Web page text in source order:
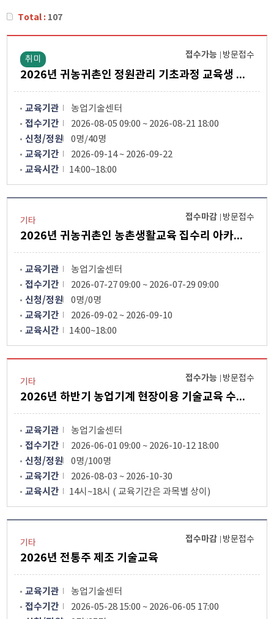
Total : 107
접수가능 방문접수
취미
2026년 귀농귀촌인 정원관리 기초과정 교육생 모집
교육기관 농업기술센터
접수기간 2026-08-05 09:00 ~ 2026-08-21 18:00
신청/정원 0명/40명
교육기간 2026-09-14 ~ 2026-09-22
교육시간 14:00~18:00
접수마감 방문접수
기타
2026년 귀농귀촌인 농촌생활교육 집수리 아카데미 기초과정플러스 수강생 모집안내
교육기관 농업기술센터
접수기간 2026-07-27 09:00 ~ 2026-07-29 09:00
신청/정원 0명/0명
교육기간 2026-09-02 ~ 2026-09-10
교육시간 14:00~18:00
접수가능 방문접수
기타
2026년 하반기 농업기계 현장이용 기술교육 수강생 모집
교육기관 농업기술센터
접수기간 2026-06-01 09:00 ~ 2026-10-12 18:00
신청/정원 0명/100명
교육기간 2026-08-03 ~ 2026-10-30
교육시간 14시~18시 ( 교육기간은 과목별 상이)
접수마감 방문접수
기타
2026년 전통주 제조 기술교육
교육기관 농업기술센터
접수기간 2026-05-28 15:00 ~ 2026-06-05 17:00